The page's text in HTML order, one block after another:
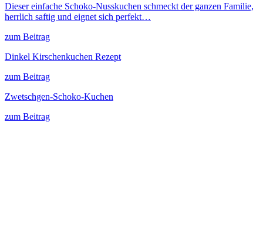
Dieser einfache Schoko-Nusskuchen schmeckt der ganzen Familie,
herrlich saftig und eignet sich perfekt…
zum Beitrag
Dinkel Kirschenkuchen Rezept
zum Beitrag
Zwetschgen-Schoko-Kuchen
zum Beitrag